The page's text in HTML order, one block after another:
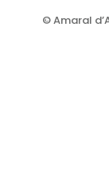
© Amaral